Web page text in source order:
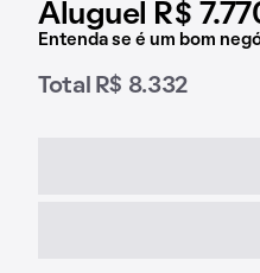
Aluguel R$
Entenda se é um bom
Total R$ 8.332